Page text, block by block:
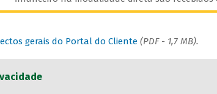
gerais do Portal do Cliente (PDF - 1,7 MB).